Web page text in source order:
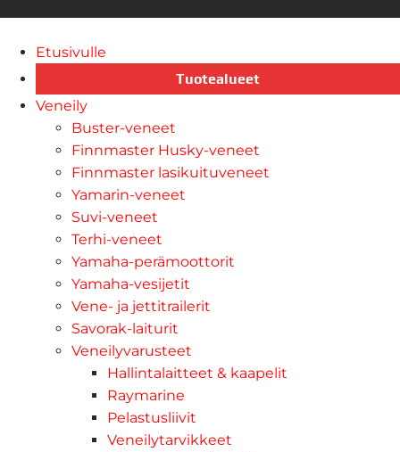
Etusivulle
Tuotealueet
Veneily
Buster-veneet
Finnmaster Husky-veneet
Finnmaster lasikuituveneet
Yamarin-veneet
Suvi-veneet
Terhi-veneet
Yamaha-perämoottorit
Yamaha-vesijetit
Vene- ja jettitrailerit
Savorak-laiturit
Veneilyvarusteet
Hallintalaitteet & kaapelit
Raymarine
Pelastusliivit
Veneilytarvikkeet